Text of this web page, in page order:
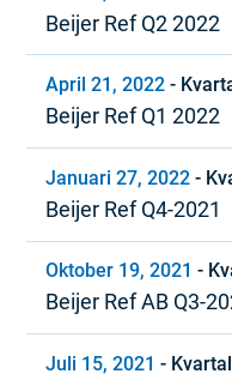
Beijer Ref Q2 2022
April 21, 2022 -
Beijer Ref Q1 2022
Januari 27, 2022 -
Beijer Ref Q4-2021
Oktober 19, 2021 -
Beijer Ref AB Q3-
Juli 15, 2021 -